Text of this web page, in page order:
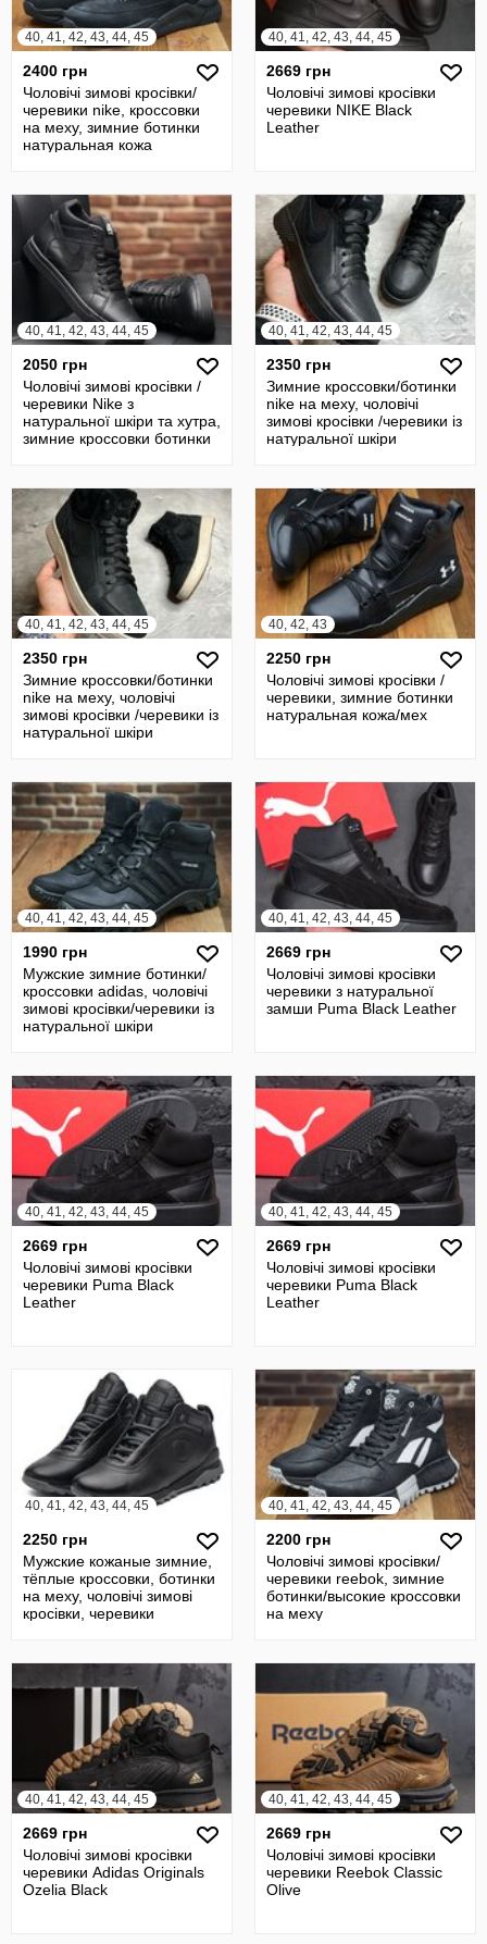
40, 41, 42, 43, 44, 45
2400 грн
Чоловічі зимові кросівки/
черевики nike, кроссовки
на меху, зимние ботинки
натуральная кожа
40, 41, 42, 43, 44, 45
2669 грн
Чоловічі зимові кросівки
черевики NIKE Black
Leather
40, 41, 42, 43, 44, 45
2050 грн
Чоловічі зимові кросівки /
черевики Nike з
натуральної шкіри та хутра,
зимние кроссовки ботинки
40, 41, 42, 43, 44, 45
2350 грн
Зимние кроссовки/ботинки
nike на меху, чоловічі
зимові кросівки /черевики із
натуральної шкіри
40, 41, 42, 43, 44, 45
2350 грн
Зимние кроссовки/ботинки
nike на меху, чоловічі
зимові кросівки /черевики із
натуральної шкіри
40, 42, 43
2250 грн
Чоловічі зимові кросівки /
черевики, зимние ботинки
натуральная кожа/мех
40, 41, 42, 43, 44, 45
1990 грн
Мужские зимние ботинки/
кроссовки adidas, чоловічі
зимові кросівки/черевики із
натуральної шкіри
40, 41, 42, 43, 44, 45
2669 грн
Чоловічі зимові кросівки
черевики з натуральної
замши Puma Black Leather
40, 41, 42, 43, 44, 45
2669 грн
Чоловічі зимові кросівки
черевики Puma Black
Leather
40, 41, 42, 43, 44, 45
2669 грн
Чоловічі зимові кросівки
черевики Puma Black
Leather
40, 41, 42, 43, 44, 45
2250 грн
Мужские кожаные зимние,
тёплые кроссовки, ботинки
на меху, чоловічі зимові
кросівки, черевики
40, 41, 42, 43, 44, 45
2200 грн
Чоловічі зимові кросівки/
черевики reebok, зимние
ботинки/высокие кроссовки
на меху
40, 41, 42, 43, 44, 45
2669 грн
Чоловічі зимові кросівки
черевики Adidas Originals
Ozelia Black
40, 41, 42, 43, 44, 45
2669 грн
Чоловічі зимові кросівки
черевики Reebok Classic
Olive